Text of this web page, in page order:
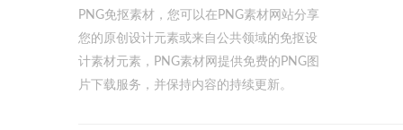
PNG免抠素材，您可以在PNG素材网站分享
您的原创设计元素或来自公共领域的免抠设
计素材元素，PNG素材网提供免费的PNG图
片下载服务，并保持内容的持续更新。